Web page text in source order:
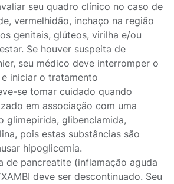
seu quadro clínico no caso de
vermelhidão, inchaço na região
genitais, glúteos, virilha e/ou
Se houver suspeita de
seu médico deve interromper o
e iniciar o tratamento
se tomar cuidado quando
em associação com uma
glimepirida, glibenclamida,
pois estas substâncias são
hipoglicemia.
de pancreatite (inflamação aguda
deve ser descontinuado. Seu